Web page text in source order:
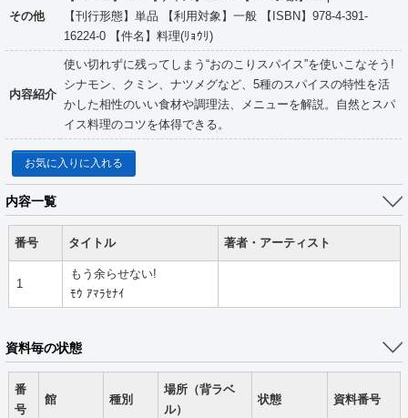
その他
【刊行形態】単品 【利用対象】一般 【ISBN】978-4-391-
16224-0 【件名】料理(ﾘｮｳﾘ)
内容紹介
使い切れずに残ってしまう“おのこりスパイス”を使いこなそう!
シナモン、クミン、ナツメグなど、5種のスパイスの特性を活
かした相性のいい食材や調理法、メニューを解説。自然とスパ
イス料理のコツを体得できる。
お気に入りに入れる
内容一覧
番号 タイトル 著者・アーティスト
1
もう余らせない!
ﾓｳ ｱﾏﾗｾﾅｲ
資料毎の状態
番
号
館 種別
場所（背ラベ
ル）
状態 資料番号